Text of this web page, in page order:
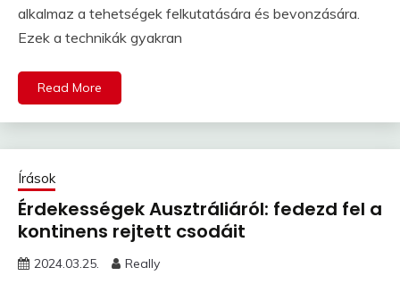
alkalmaz a tehetségek felkutatására és bevonzására.
Ezek a technikák gyakran
Read More
Írások
Érdekességek Ausztráliáról: fedezd fel a
kontinens rejtett csodáit
2024.03.25. Really